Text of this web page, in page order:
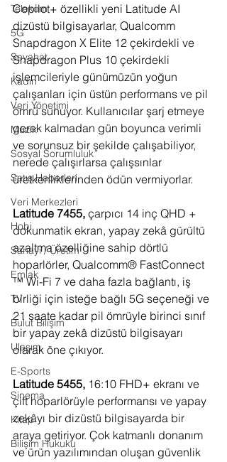
Telekom
5G
Seyahat
Kadın
Veri Yönetimi
Müzik
Sosyal Sorumluluk
Satış Haberleri
Veri Merkezleri
Hobi
Sanayi / Üretim
Emlak
TV
Bulut Bilişim
Ulaşım
E-Sports
Sinema
Kitap
Bilişim Hukuku
Copilot+ özellikli yeni Latitude AI
dizüstü bilgisayarlar, Qualcomm
Snapdragon X Elite 12 çekirdekli ve
Snapdragon Plus 10 çekirdekli
işlemcileriyle günümüzün yoğun
çalışanları için üstün performans ve pil
ömrü sunuyor. Kullanıcılar şarj etmeye
gerek kalmadan gün boyunca verimli
ve sorunsuz bir şekilde çalışabiliyor,
nerede çalışırlarsa çalışsınlar
üretkenliklerinden ödün vermiyorlar.
Latitude 7455, çarpıcı 14 inç QHD +
dokunmatik ekran, yapay zekâ gürültü
azaltma özelliğine sahip dörtlü
hoparlörler, Qualcomm® FastConnect
™ Wi-Fi 7 ve daha fazla bağlantı, iş
birliği için isteğe bağlı 5G seçeneği ve
21 saate kadar pil ömrüyle birinci sınıf
bir yapay zekâ dizüstü bilgisayarı
olarak öne çıkıyor.
Latitude 5455, 16:10 FHD+ ekranı ve
çift hoparlörüyle performansı ve yapay
zekâyı bir dizüstü bilgisayarda bir
araya getiriyor. Çok katmanlı donanım
ve ürün yazılımından oluşan güvenlik